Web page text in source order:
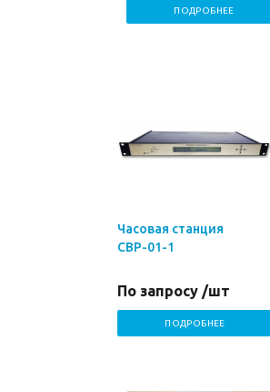
ПОДРОБНЕЕ
Часовая станция
СВР-01-1
По запросу /шт
ПОДРОБНЕЕ